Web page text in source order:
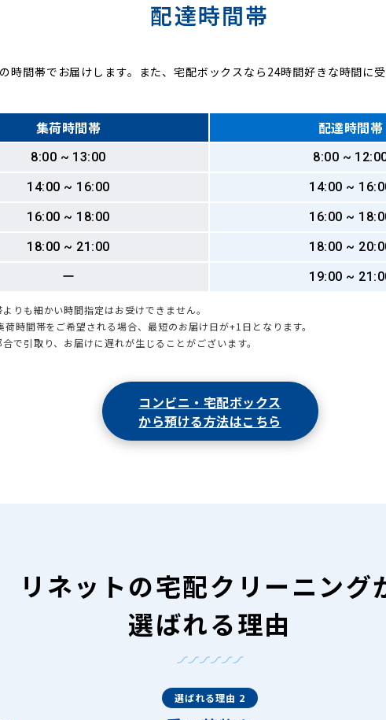
配達時間帯
時間帯でお届けします。また、宅配ボックスなら24時間好きな時間に受
集荷時間帯 配達時間帯
8:00 ~ 13:00
8:00 ~
14:00 ~ 16:00
14:00 ~
16:00 ~ 18:00
16:00 ~
18:00 ~ 21:00
18:00 ~
ー
19:00 ~
りも細かい時間指定はお受けできません。
時間帯をご希望される場合、最短のお届け日が+1日となります。
で引取り、お届けに遅れが生じることがございます。
コンビニ・宅配ボックス
から預ける方法はこちら
リネットの宅配クリーニング
選ばれる理由
選ばれる理由 2